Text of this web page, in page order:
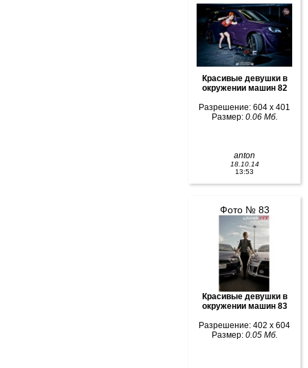
Красивые девушки в
окружении машин 82
Разрешение: 604 x 401
Размер: 0.06 Мб.
anton
18.10.14
13:53
Фото № 83
Красивые девушки в
окружении машин 83
Разрешение: 402 x 604
Размер: 0.05 Мб.